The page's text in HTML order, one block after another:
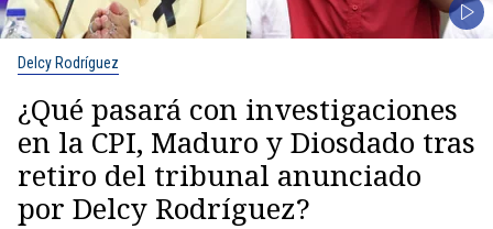
Delcy Rodríguez
¿Qué pasará con investigaciones
en la CPI, Maduro y Diosdado tras
retiro del tribunal anunciado
por Delcy Rodríguez?